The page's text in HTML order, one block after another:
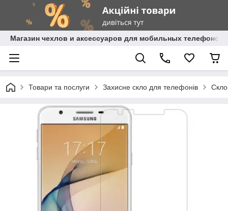
Магазин чехлов и аксессуаров для мобильных телефонов
Товари та послуги Захисне скло для телефонів